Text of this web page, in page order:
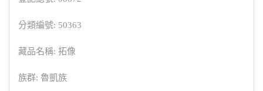
分類編號: 50363
藏品名稱: 拓像
族群: 魯凱族